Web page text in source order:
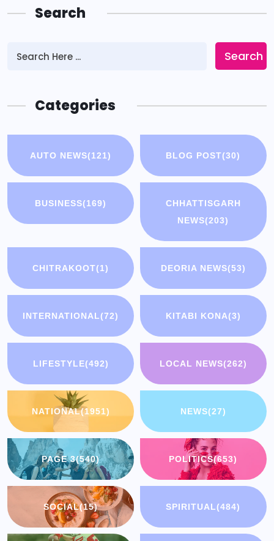
Search
Search
Categories
AUTO NEWS(121) BLOG POST(30)
BUSINESS(169)
CHHATTISGARH
NEWS(203)
CHITRAKOOT(1) DEORIA NEWS(53)
INTERNATIONAL(72) KITABI KONA(3)
LIFESTYLE(492) LOCAL NEWS(262)
NATIONAL(1951) NEWS(27)
PAGE 3(540) POLITICS(653)
SOCIAL(15) SPIRITUAL(484)